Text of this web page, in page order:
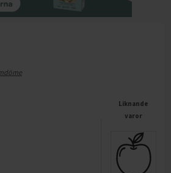
Liknande
varor